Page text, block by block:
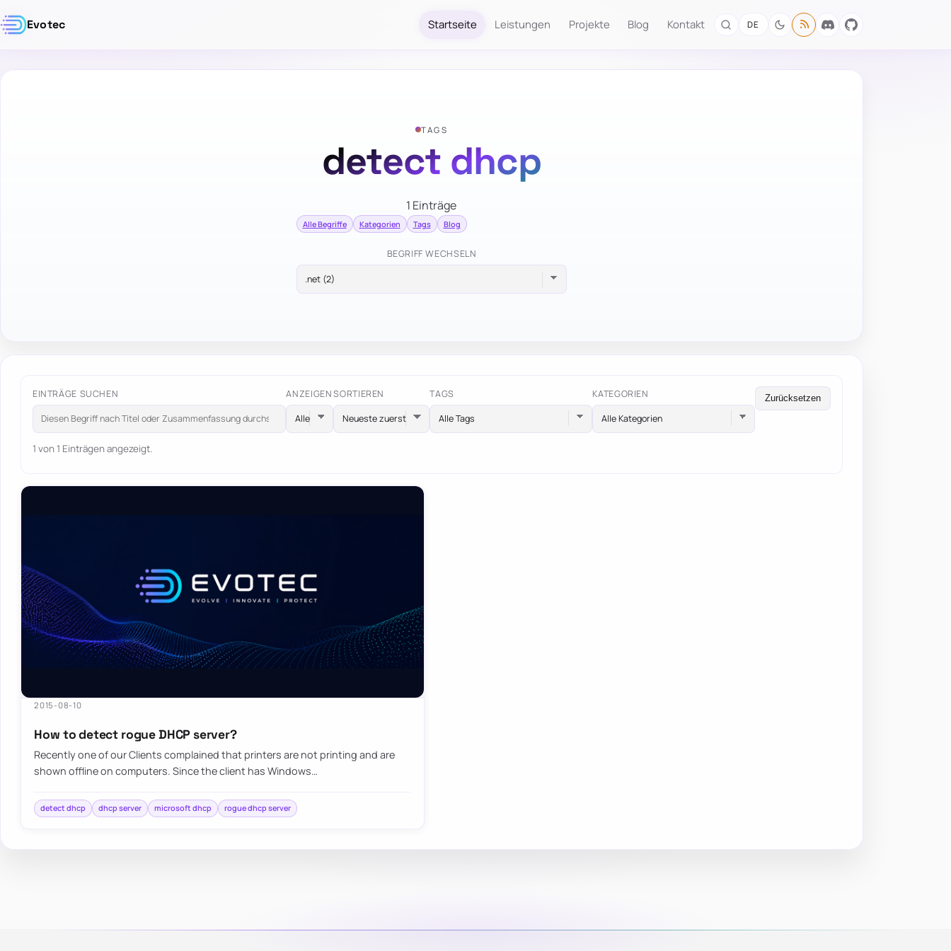
Evotec Startseite Leistungen Projekte Blog Kontakt DE
TAGS
detect dhcp
1 Einträge
Alle Begriffe Kategorien Tags Blog
BEGRIFF WECHSELN
EINTRÄGE SUCHEN ANZEIGEN SORTIEREN TAGS
Alle Tags
KATEGORIEN
Alle Kategorien
Zurücksetzen
1 von 1 Einträgen angezeigt.
2015-08-10
How to detect rogue DHCP server?
Recently one of our Clients complained that printers are not printing and are
shown offline on computers. Since the client has Windows…
detect dhcp dhcp server microsoft dhcp rogue dhcp server